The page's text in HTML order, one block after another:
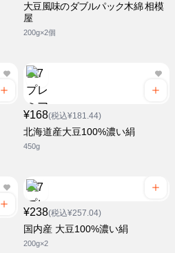
大豆風味のダブルパック木綿 相模
屋
200g×2個
¥168(税込¥181.44)
北海道産大豆100%濃い絹
450g
¥238(税込¥257.04)
国内産 大豆100%濃い絹
200g×2